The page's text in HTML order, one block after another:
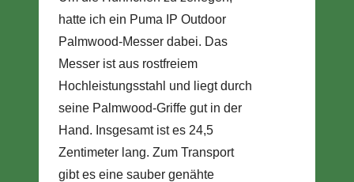
hatte ich ein Puma IP Outdoor
Palmwood-Messer dabei. Das
Messer ist aus rostfreiem
Hochleistungsstahl und liegt durch
seine Palmwood-Griffe gut in der
Hand. Insgesamt ist es 24,5
Zentimeter lang. Zum Transport
gibt es eine sauber genähte